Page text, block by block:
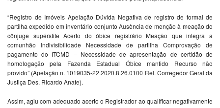
“Registro de Imóveis Apelação Dúvida Negativa de registro de formal de
partilha expedido em inventário conjunto Ausência de menção à meação do
cônjuge supérstite Acerto do óbice registrário Meação que integra a
comunhão Indivisibilidade Necessidade de partilha Comprovação de
pagamento do ITCMD – Necessidade de apresentação de certidão de
homologação pela Fazenda Estadual Óbice mantido Recurso não
provido” (Apelação n. 1019035-22.2020.8.26.0100 Rel. Corregedor Geral da
Justiça Des. Ricardo Anafe).
Assim, agiu com adequado acerto o Registrador ao qualificar negativamente